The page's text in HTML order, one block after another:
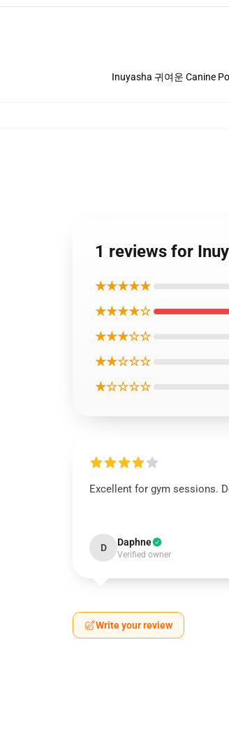
Inuyasha 귀여운 Canine
1 reviews for
★★★★★
★★★★☆
★★★☆☆
★★☆☆☆
★☆☆☆☆
Excellent for gym sessions.
D Daphne
Verified owner
Write your review